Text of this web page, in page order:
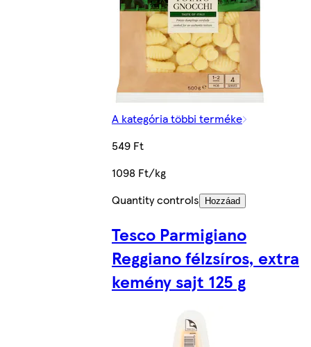
A kategória többi terméke
549 Ft
1098 Ft/kg
Quantity controls
Hozzáad
Tesco Parmigiano
Reggiano félzsíros, extra
kemény sajt 125 g